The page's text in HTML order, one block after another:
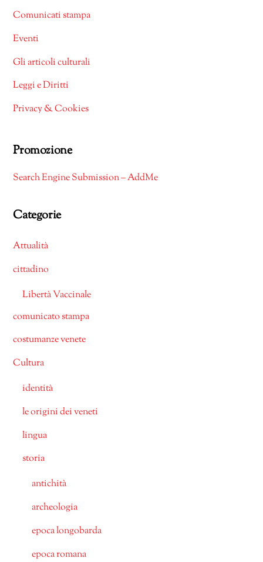
Comunicati stampa
Eventi
Gli articoli culturali
Leggi e Diritti
Privacy & Cookies
Promozione
Search Engine Submission – AddMe
Categorie
Attualità
cittadino
Libertà Vaccinale
comunicato stampa
costumanze venete
Cultura
identità
le origini dei veneti
lingua
storia
antichità
archeologia
epoca longobarda
epoca romana